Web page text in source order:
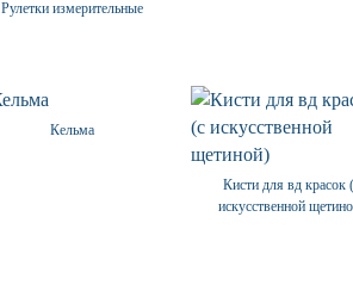
Рулетки измерительные
Кельма
Кисти для вд красок
искусственной